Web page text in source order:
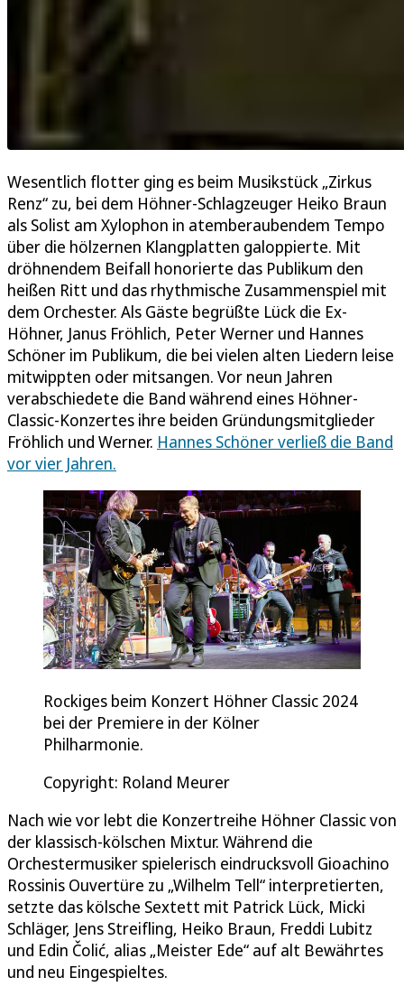
Wesentlich flotter ging es beim Musikstück „Zirkus
Renz“ zu, bei dem Höhner-Schlagzeuger Heiko Braun
als Solist am Xylophon in atemberaubendem Tempo
über die hölzernen Klangplatten galoppierte. Mit
dröhnendem Beifall honorierte das Publikum den
heißen Ritt und das rhythmische Zusammenspiel mit
dem Orchester. Als Gäste begrüßte Lück die Ex-
Höhner, Janus Fröhlich, Peter Werner und Hannes
Schöner im Publikum, die bei vielen alten Liedern leise
mitwippten oder mitsangen. Vor neun Jahren
verabschiedete die Band während eines Höhner-
Classic-Konzertes ihre beiden Gründungsmitglieder
Fröhlich und Werner. Hannes Schöner verließ die Band
vor vier Jahren.
Rockiges beim Konzert Höhner Classic 2024
bei der Premiere in der Kölner
Philharmonie.
Copyright: Roland Meurer
Nach wie vor lebt die Konzertreihe Höhner Classic von
der klassisch-kölschen Mixtur. Während die
Orchestermusiker spielerisch eindrucksvoll Gioachino
Rossinis Ouvertüre zu „Wilhelm Tell“ interpretierten,
setzte das kölsche Sextett mit Patrick Lück, Micki
Schläger, Jens Streifling, Heiko Braun, Freddi Lubitz
und Edin Čolić, alias „Meister Ede“ auf alt Bewährtes
und neu Eingespieltes.